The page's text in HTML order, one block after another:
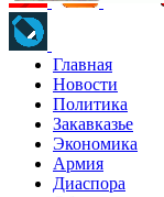
Главная
Новости
Политика
Закавказье
Экономика
Армия
Диаспора